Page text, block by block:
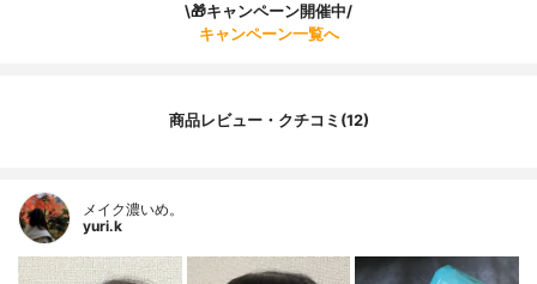
\🎁キャンペーン開催中/
キャンペーン一覧へ
商品レビュー・クチコミ(12)
メイク濃いめ。
yuri.k